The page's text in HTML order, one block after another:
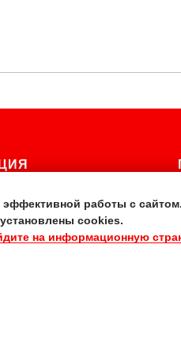
работы с сайтом.
cookies.
на информационную
стенды